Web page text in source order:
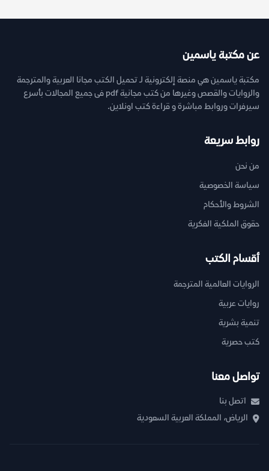
عن مكتبة ياسمين
مكتبة ياسمين هي منصة إلكترونية لـ تحميل الكتب مجانا العربية والمترجمة
والروايات والقصص وغيرها من كتب مجانية pdf فى جميع المجالات بأسرع
سيرفرات وروابط مباشرة و قراءة كتب اونلاين.
روابط سريعة
من نحن
سياسة الخصوصية
الشروط والأحكام
حقوق الملكية الفكرية
أقسام الكتب
الروايات العالمية المترجمة
روايات عربية
تنمية بشرية
كتب حصرية
تواصل معنا
اتصل بنا
الرياض، المملكة العربية السعودية